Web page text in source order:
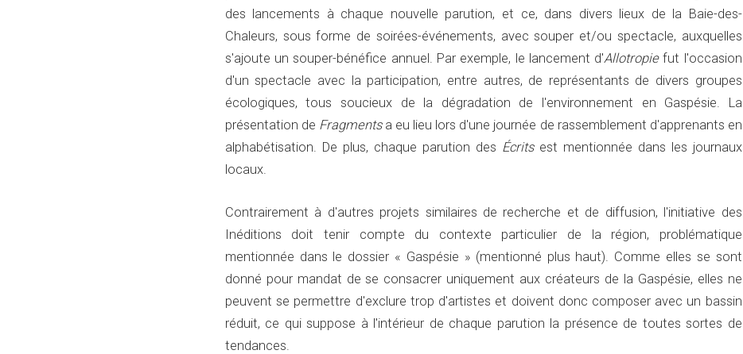
des lancements à chaque nouvelle parution, et ce, dans divers lieux de la Baie-des-
Chaleurs, sous forme de soirées-événements, avec souper et/ou spectacle, auxquelles
s'ajoute un souper-bénéfice annuel. Par exemple, le lancement d'Allotropiefut l'occasion
d'un spectacle avec la participation, entre autres, de représentants de divers groupes
écologiques, tous soucieux de la dégradation de l'environnement en Gaspésie. La
présentation de Fragmentsa eu lieu lors d'une journée de rassemblement d'apprenants en
alphabétisation. De plus, chaque parution des Écritsest mentionnée dans les journaux
locaux.
Contrairement à d'autres projets similaires de recherche et de diffusion, l'initiative des
Inéditions doit tenir compte du contexte particulier de la région, problématique
mentionnée dans le dossier « Gaspésie » (mentionné plus haut). Comme elles se sont
donné pour mandat de se consacrer uniquement aux créateurs de la Gaspésie, elles ne
peuvent se permettre d'exclure trop d'artistes et doivent donc composer avec un bassin
réduit, ce qui suppose à l'intérieur de chaque parution la présence de toutes sortes de
tendances.